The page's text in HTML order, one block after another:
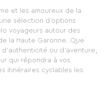
et les amoureux de la
sélection d'options
voyageurs autour des
la Haute Garonne. Que
ou d'aventure,
qui répondra à vos
itinéraires cyclables les